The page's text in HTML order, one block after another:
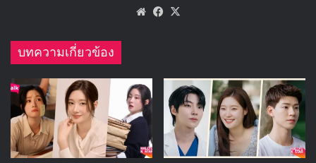
🎙GYUBIN ปลื้มเมืองไทยขนาดไหน? ถึงกลับมาถ่าย
MV เพลงใหม่ LIKE U 100 ที่กรุงเทพ
WebsiteFacebook
บทความเกี่ยวข้อง